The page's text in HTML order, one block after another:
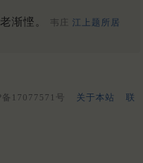
渐悭。 韦庄 江上题所居
备17077571号 关于本站
联